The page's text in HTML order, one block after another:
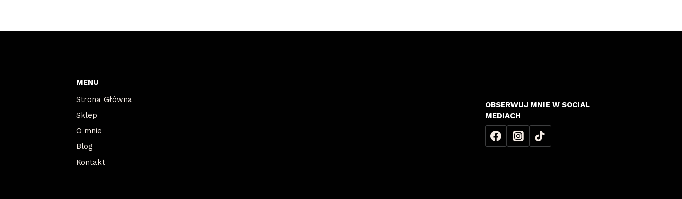
MENU
Strona Główna
Sklep
O mnie
Blog
Kontakt
OBSERWUJ MNIE W SOCIAL
MEDIACH